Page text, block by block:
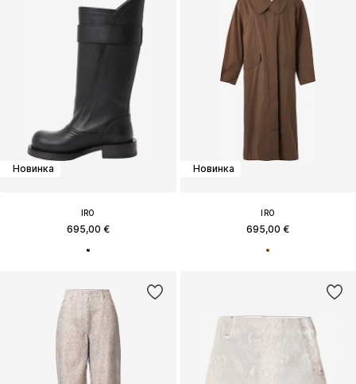
Новинка
IRO
695,00 €
Новинка
IRO
695,00 €